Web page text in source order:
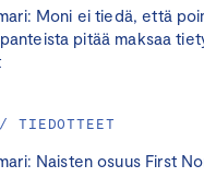
Moni ei tiedä, että
pitää maksaa
Naisten osuus First